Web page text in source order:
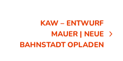
NÄCHSTER
BEITRAG:
KAW – ENTWURF
MAUER | NEUE
BAHNSTADT OPLADEN